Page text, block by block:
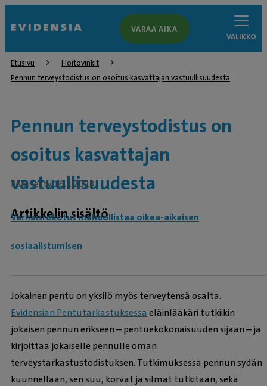
VARAA AIKA
VALIKKO
Etusivu
Hoitovinkit
Pennun terveystodistus on osoitus kasvattajan vastuullisuudesta
Pennun terveystodistus on
osoitus kasvattajan
vastuullisuudesta
Päivitetty 16.1.2023
Artikkelin sisältö
Varhaisrokotus mahdollistaa oikea-aikaisen
sosiaalistumisen
Jokainen pentu on yksilö myös terveytensä osalta.
Evidensian Pentutarkastuksessa eläinlääkäri tutkiikin
jokaisen pennun erikseen – pentuekokonaisuuden sijaan – ja
kirjoittaa jokaiselle pennulle oman
terveystarkastustodistuksen. Tutkimuksessa pennun sydän
kuunnellaan, sen suu, korvat ja silmät tutkitaan, sekä